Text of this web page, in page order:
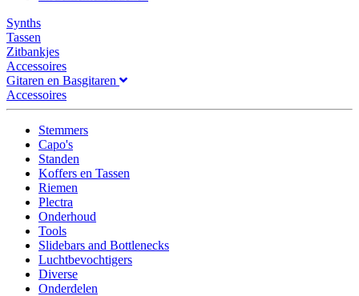
Synths
Tassen
Zitbankjes
Accessoires
Gitaren en Basgitaren
Accessoires
Stemmers
Capo's
Standen
Koffers en Tassen
Riemen
Plectra
Onderhoud
Tools
Slidebars and Bottlenecks
Luchtbevochtigers
Diverse
Onderdelen